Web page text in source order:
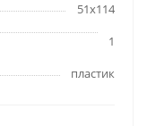
51х114
1
пластик